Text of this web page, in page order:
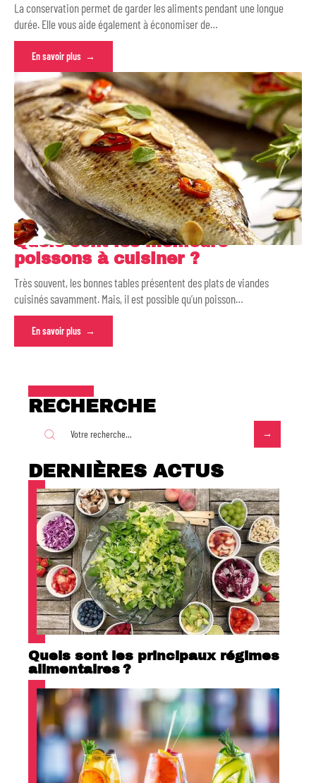
La conservation permet de garder les aliments pendant une longue
durée. Elle vous aide également à économiser de…
En savoir plus
Quels sont les meilleurs
poissons à cuisiner ?
Très souvent, les bonnes tables présentent des plats de viandes
cuisinés savamment. Mais, il est possible qu’un poisson…
En savoir plus
RECHERCHE
DERNIÈRES ACTUS
Quels sont les principaux régimes
alimentaires ?